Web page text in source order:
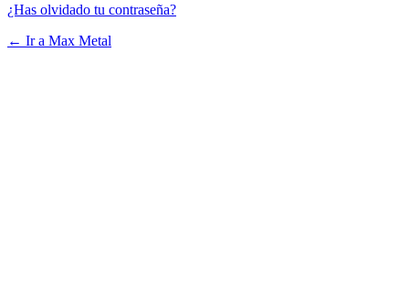
¿Has olvidado tu contraseña?
← Ir a Max Metal